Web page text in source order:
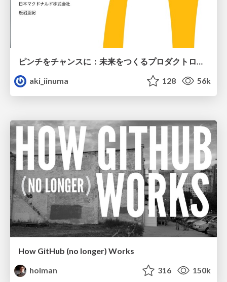
ピンチをチャンスに：未来をつくるプロダクトロードマップ #pmconf2020
aki_iinuma
128 56k
How GitHub (no longer) Works
holman
316 150k